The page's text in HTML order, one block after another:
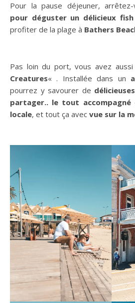
Pour la pause déjeuner, arrêtez-
pour déguster un délicieux
profiter de la plage à Bathers
Pas loin du port, vous avez aussi
Creatures« . Installée dans un
pourrez y savourer de
partager.. le tout accompagné
locale, et tout ça avec vue sur la